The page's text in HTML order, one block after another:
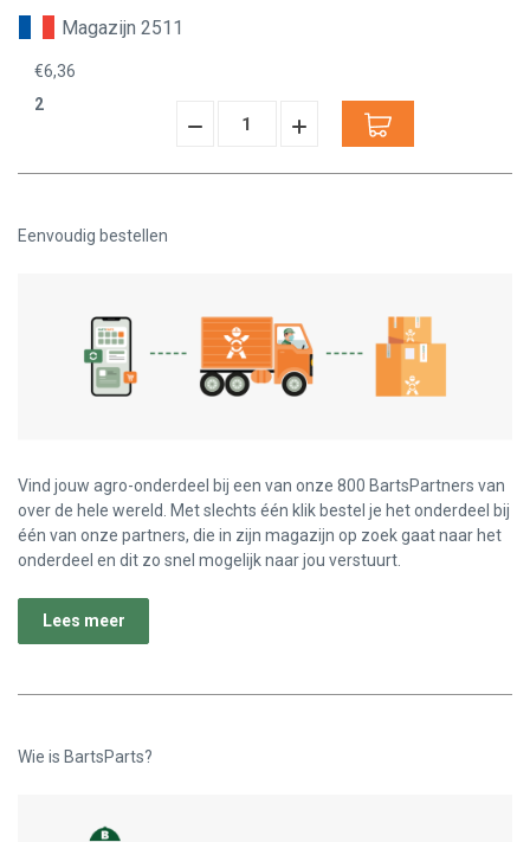
Magazijn 2511
€6,36
2
Hoeveelheid
Verminderen:
Hoeveelheid
verhogen:
Eenvoudig bestellen
Vind jouw agro-onderdeel bij een van onze 800 BartsPartners van
over de hele wereld. Met slechts één klik bestel je het onderdeel bij
één van onze partners, die in zijn magazijn op zoek gaat naar het
onderdeel en dit zo snel mogelijk naar jou verstuurt.
Lees meer
Wie is BartsParts?